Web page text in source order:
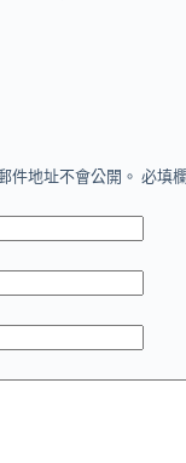
件地址不會公開。 必填